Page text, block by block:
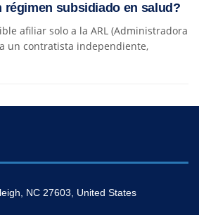
régimen subsidiado en salud?
afiliar solo a la ARL (Administradora
un contratista independiente,
NC 27603, United States